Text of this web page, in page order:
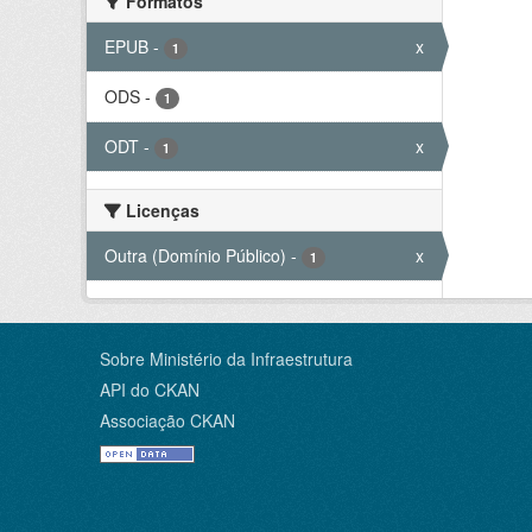
EPUB - 1 x
ODS - 1
ODT - 1 x
Licenças
Outra (Domínio Público) - 1 x
Sobre Ministério da Infraestrutura
API do CKAN
Associação CKAN